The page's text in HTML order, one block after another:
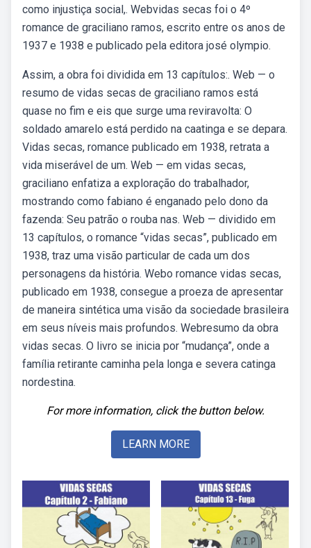
como injustiça social,. Webvidas secas foi o 4º
romance de graciliano ramos, escrito entre os anos de
1937 e 1938 e publicado pela editora josé olympio.
Assim, a obra foi dividida em 13 capítulos:. Web — o
resumo de vidas secas de graciliano ramos está
quase no fim e eis que surge uma reviravolta: O
soldado amarelo está perdido na caatinga e se depara.
Vidas secas, romance publicado em 1938, retrata a
vida miserável de um. Web — em vidas secas,
graciliano enfatiza a exploração do trabalhador,
mostrando como fabiano é enganado pelo dono da
fazenda: Seu patrão o rouba nas. Web — dividido em
13 capítulos, o romance “vidas secas”, publicado em
1938, traz uma visão particular de cada um dos
personagens da história. Webo romance vidas secas,
publicado em 1938, consegue a proeza de apresentar
de maneira sintética uma visão da sociedade brasileira
em seus níveis mais profundos. Webresumo da obra
vidas secas. O livro se inicia por “mudança”, onde a
família retirante caminha pela longa e severa catinga
nordestina.
For more information, click the button below.
LEARN MORE